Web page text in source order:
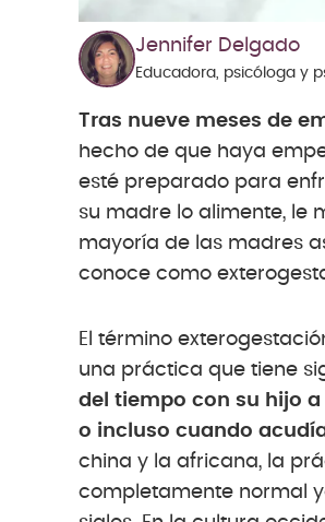
Jennifer Delgado
Educadora, psicóloga y
Tras nueve meses de
hecho de que haya
esté preparado para
su madre lo alimente, le
mayoría de las madres
conoce como
El término
una práctica que tiene
del tiempo con su hijo
o incluso cuando
china y la africana, la
completamente normal